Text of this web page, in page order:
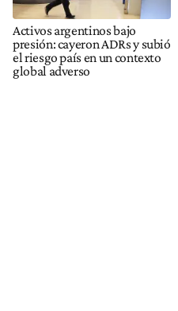
Activos argentinos bajo
presión: cayeron ADRs y subió
el riesgo país en un contexto
global adverso